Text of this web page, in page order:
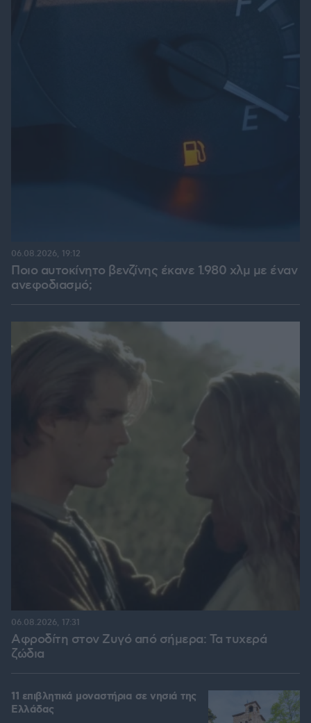
Ποιο αυτοκίνητο βενζίνης έκανε 1.980 χλμ με έναν
ανεφοδιασμό;
06.08.2026, 19:12
Αφροδίτη στον Ζυγό από σήμερα: Τα τυχερά
ζώδια
06.08.2026, 17:31
11 επιβλητικά μοναστήρια σε νησιά της
Ελλάδας